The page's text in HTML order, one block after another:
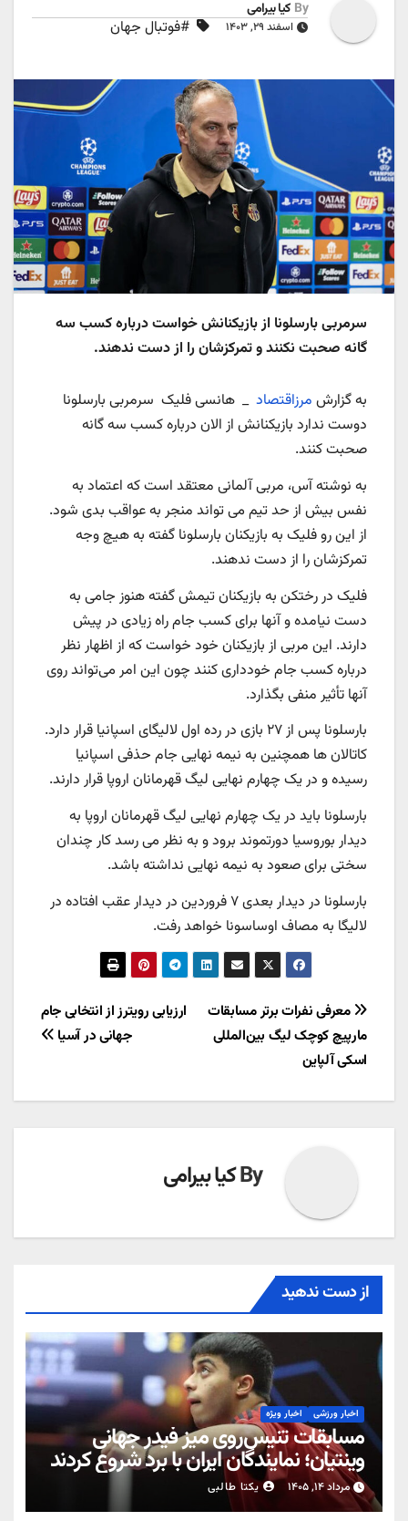
By کیا بیرامی
اسفند ۲۹, ۱۴۰۳ #فوتبال جهان
سرمربی بارسلونا از بازیکنانش خواست درباره کسب سه
گانه صحبت نکنند و تمرکزشان را از دست ندهند.
به گزارش مرزاقتصاد _ هانسی فلیک سرمربی بارسلونا
دوست ندارد بازیکنانش از الان درباره کسب سه گانه
صحبت کنند.
به نوشته آس، مربی آلمانی معتقد است که اعتماد به
نفس بیش از حد تیم می تواند منجر به عواقب بدی شود.
از این رو فلیک به بازیکنان بارسلونا گفته به هیچ وجه
تمرکزشان را از دست ندهند.
فلیک در رختکن به بازیکنان تیمش گفته هنوز جامی به
دست نیامده و آنها برای کسب جام راه زیادی در پیش
دارند. این مربی از بازیکنان خود خواست که از اظهار نظر
درباره کسب جام خودداری کنند چون این امر می‌تواند روی
آنها تأثیر منفی بگذارد.
بارسلونا پس از ۲۷ بازی در رده اول لالیگای اسپانیا قرار دارد.
کاتالان ها همچنین به نیمه نهایی جام حذفی اسپانیا
رسیده و در یک چهارم نهایی لیگ قهرمانان اروپا قرار دارند.
بارسلونا باید در یک چهارم نهایی لیگ قهرمانان اروپا به
دیدار بوروسیا دورتموند برود و به نظر می رسد کار چندان
سختی برای صعود به نیمه نهایی نداشته باشد.
بارسلونا در دیدار بعدی ۷ فروردین در دیدار عقب افتاده در
لالیگا به مصاف اوساسونا خواهد رفت.
راهبری
نوشته
ارزیابی رویترز از انتخابی جام
جهانی در آسیا
معرفی نفرات برتر مسابقات
مارپیچ کوچک لیگ بین‌المللی
اسکی آلپاین
Byکیا بیرامی
از دست ندهید
اخبار ورزشی اخبار ویژه
مسابقات تنیس‌روی میز فیدر جهانی
وینتیان؛ نمایندگان ایران با برد شروع کردند
مرداد ۱۴, ۱۴۰۵ یکتا طالبی